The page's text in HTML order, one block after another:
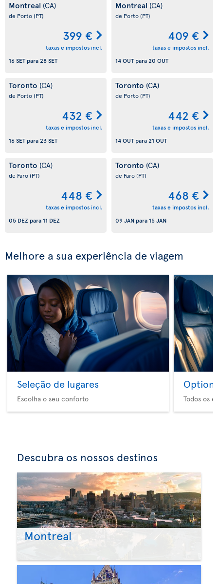
Montreal (CA)
de Porto(PT)
399 €
taxas e impostos incl.
16 SETpara28 SET
Montreal (CA)
de Porto(PT)
409 €
taxas e impostos incl.
14 OUTpara20 OUT
Toronto (CA)
de Porto(PT)
432 €
taxas e impostos incl.
16 SETpara23 SET
Toronto (CA)
de Porto(PT)
442 €
taxas e impostos incl.
14 OUTpara21 OUT
Toronto (CA)
de Faro(PT)
448 €
taxas e impostos incl.
05 DEZ para 11 DEZ
Toronto (CA)
de Faro(PT)
468 €
taxas e impostos incl.
09 JAN para 15 JAN
Melhore a sua experiência de viagem
Seleção de lugares
Escolha o seu conforto
Option
Todos os
Descubra os nossos destinos
Montreal